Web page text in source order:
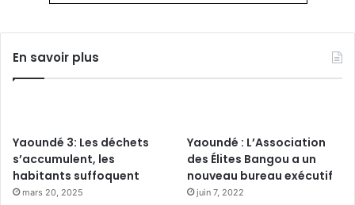
En savoir plus
Yaoundé 3: Les déchets
s’accumulent, les
habitants suffoquent
mars 20, 2025
Yaoundé : L’Association
des Élites Bangou a un
nouveau bureau exécutif
juin 7, 2022